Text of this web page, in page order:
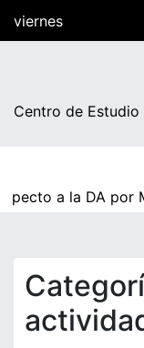
viernes
Centro de
a la DA por